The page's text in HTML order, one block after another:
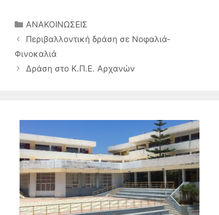
Κατηγορίες
ΑΝΑΚΟΙΝΩΣΕΙΣ
Περιβαλλοντική δράση σε Νοφαλιά-
Φινοκαλιά
Δράση στο Κ.Π.Ε. Αρχανών